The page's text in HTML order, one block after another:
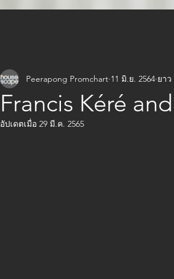
Francis Kéré
Peerapong Promchart 11 มิ.ย. 2564 ยา
อัปเดตเมื่อ 29 มี.ค. 2565